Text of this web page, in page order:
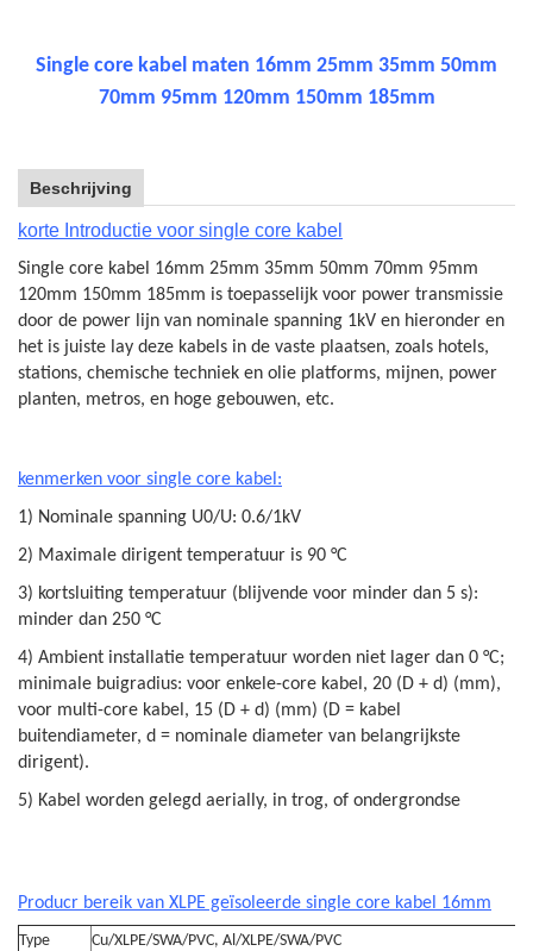
Single core kabel maten 16mm 25mm 35mm 50mm
70mm 95mm 120mm 150mm 185mm
Beschrijving
korte Introductie voor single core kabel
Single core kabel 16mm 25mm 35mm 50mm 70mm 95mm
120mm 150mm 185mm is toepasselijk voor power transmissie
door de power lijn van nominale spanning 1kV en hieronder en
het is juiste lay deze kabels in de vaste plaatsen, zoals hotels,
stations, chemische techniek en olie platforms, mijnen, power
planten, metros, en hoge gebouwen, etc.
kenmerken voor single core kabel:
1) Nominale spanning U0/U: 0.6/1kV
2) Maximale dirigent temperatuur is 90 °C
3) kortsluiting temperatuur (blijvende voor minder dan 5 s):
minder dan 250 °C
4) Ambient installatie temperatuur worden niet lager dan 0 °C;
minimale buigradius: voor enkele-core kabel, 20 (D + d) (mm),
voor multi-core kabel, 15 (D + d) (mm) (D = kabel
buitendiameter, d = nominale diameter van belangrijkste
dirigent).
5) Kabel worden gelegd aerially, in trog, of ondergrondse
Producr bereik van XLPE geïsoleerde single core kabel 16mm
Type Cu/XLPE/SWA/PVC, Al/XLPE/SWA/PVC